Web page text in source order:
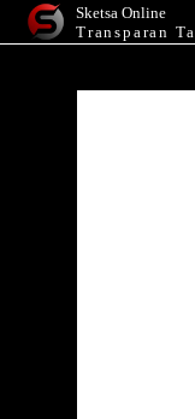
Sketsa Online
Transparan